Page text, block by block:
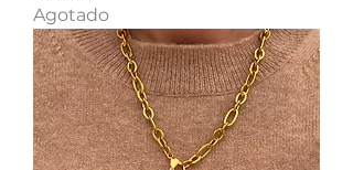
Agotado